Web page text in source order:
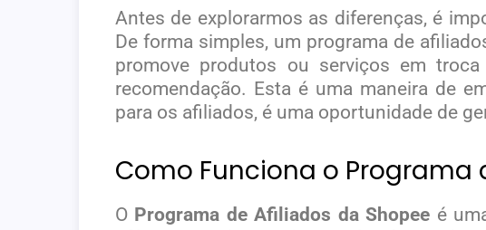
Antes de explorarmos as diferenças, é
De forma simples, um programa de
promove produtos ou serviços em
recomendação. Esta é uma maneira de
para os afiliados, é uma oportunidade de
Como Funciona o Programa
O Programa de Afiliados da Shopee é